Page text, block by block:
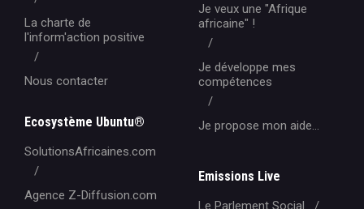
La charte de
l'inform'action positive
Nous contacter
Ecosystème Ubuntu®
SolutionsAfricaines.com
Agence Z-Diffusion.com
Je veux une "Afrique
africaine" !
Je développe mes
compétences
Je propose mon aide...
Emissions Live
Le Parlement Social